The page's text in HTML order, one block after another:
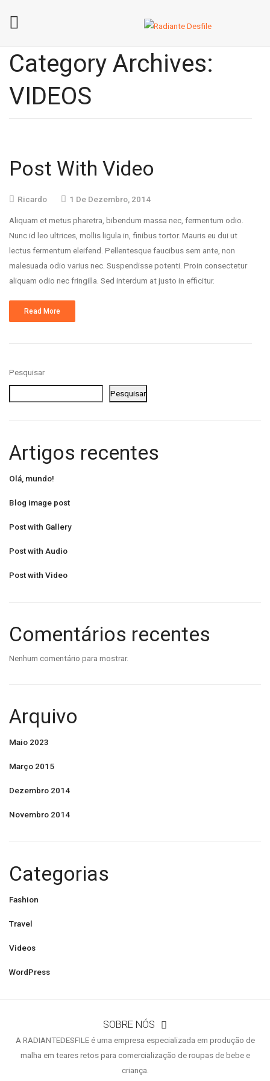
Sobre A Radiante Desfile
Contactos
Category Archives:
VIDEOS
Post With Video
Ricardo 1 De Dezembro, 2014
Aliquam et metus pharetra, bibendum massa nec, fermentum odio.
Nunc id leo ultrices, mollis ligula in, finibus tortor. Mauris eu dui ut
lectus fermentum eleifend. Pellentesque faucibus sem ante, non
malesuada odio varius nec. Suspendisse potenti. Proin consectetur
aliquam odio nec fringilla. Sed interdum at justo in efficitur.
Read More
Pesquisar
Pesquisar
Artigos recentes
Olá, mundo!
Blog image post
Post with Gallery
Post with Audio
Post with Video
Comentários recentes
Nenhum comentário para mostrar.
Arquivo
Maio 2023
Março 2015
Dezembro 2014
Novembro 2014
Categorias
Fashion
Travel
Videos
WordPress
SOBRE NÓS
A RADIANTEDESFILE é uma empresa especializada em produção de
malha em teares retos para comercialização de roupas de bebe e
criança.